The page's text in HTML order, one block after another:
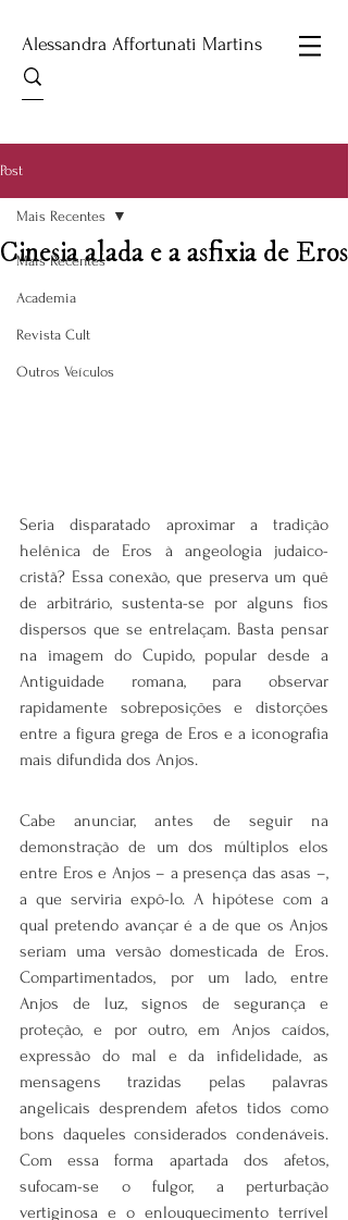
Alessandra Affortunati Martins
Post
Mais Recentes
Academia
Revista Cult
Outros Veículos
Mais Recentes
Cinesia alada e a asfixia de Eros
Seria disparatado aproximar a tradição
helênica de Eros à angeologia judaico-
cristã? Essa conexão, que preserva um quê
de arbitrário, sustenta-se por alguns fios
dispersos que se entrelaçam. Basta pensar
na imagem do Cupido, popular desde a
Antiguidade romana, para observar
rapidamente sobreposições e distorções
entre a figura grega de Eros e a iconografia
mais difundida dos Anjos.
Cabe anunciar, antes de seguir na
demonstração de um dos múltiplos elos
entre Eros e Anjos – a presença das asas –,
a que serviria expô-lo. A hipótese com a
qual pretendo avançar é a de que os Anjos
seriam uma versão domesticada de Eros.
Compartimentados, por um lado, entre
Anjos de luz, signos de segurança e
proteção, e por outro, em Anjos caídos,
expressão do mal e da infidelidade, as
mensagens trazidas pelas palavras
angelicais desprendem afetos tidos como
bons daqueles considerados condenáveis.
Com essa forma apartada dos afetos,
sufocam-se o fulgor, a perturbação
vertiginosa e o enlouquecimento terrível